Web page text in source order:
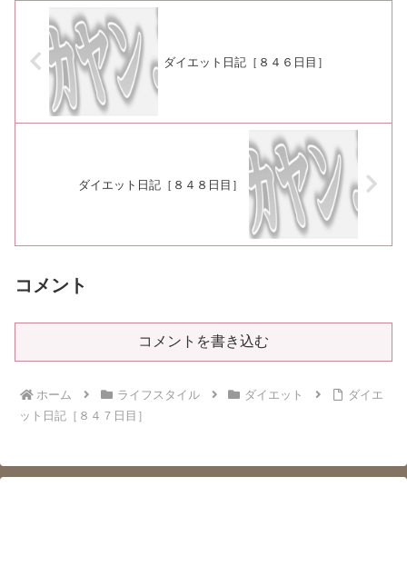
ダイエット日記［８４６日目］
ダイエット日記［８４８日目］
コメント
コメントを書き込む
ホーム ライフスタイル ダイエット
ダイエ
ット日記［８４７日目］